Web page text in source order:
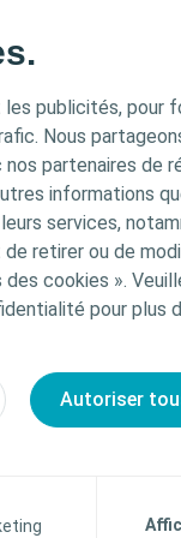
publicités, pour
Nous
partenaires de
informations
services,
retirer ou de
cookies ».
pour plus
Autoriser
santé français
du site est
à toutes les
de
Pour obtenir des